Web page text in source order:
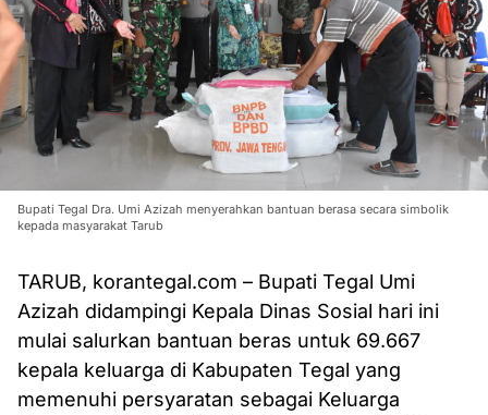
Bupati Tegal Dra. Umi Azizah menyerahkan bantuan berasa secara simbolik
kepada masyarakat Tarub
TARUB, korantegal.com – Bupati Tegal Umi
Azizah didampingi Kepala Dinas Sosial hari ini
mulai salurkan bantuan beras untuk 69.667
kepala keluarga di Kabupaten Tegal yang
memenuhi persyaratan sebagai Keluarga